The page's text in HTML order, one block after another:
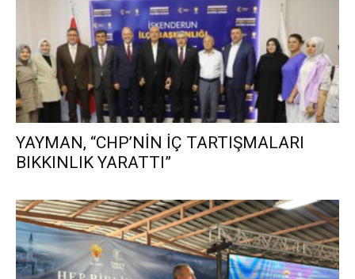
YAYMAN, “CHP’NİN İÇ TARTIŞMALARI
BIKKINLIK YARATTI”